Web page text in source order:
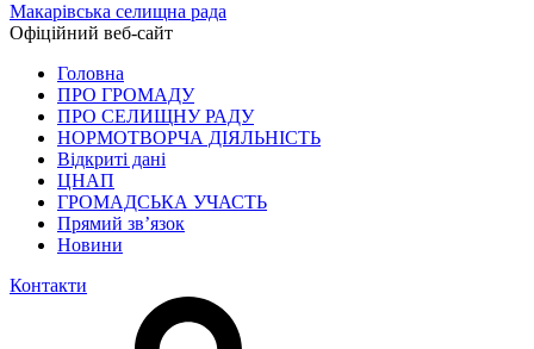
Макарівська селищна рада
Офіційний веб-сайт
Головна
ПРО ГРОМАДУ
ПРО СЕЛИЩНУ РАДУ
НОРМОТВОРЧА ДІЯЛЬНІСТЬ
Відкриті дані
ЦНАП
ГРОМАДСЬКА УЧАСТЬ
Прямий зв’язок
Новини
Контакти